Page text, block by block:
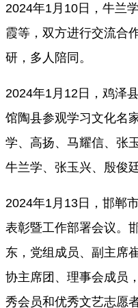
2024年1月10日，牛兰
霞等，双方进行交流合
研，多人陪同。
2024年1月12日，鸡泽
馆陶县参观学习文化名
学、高扬、马耀信、张
牛兰学、张玉兴、殷俊
2024年1月13日， 邯郸
表彰暨工作部署会议。
东，党组成员、副主席
协主席团、理事会成员
秀会员和优秀文艺志愿